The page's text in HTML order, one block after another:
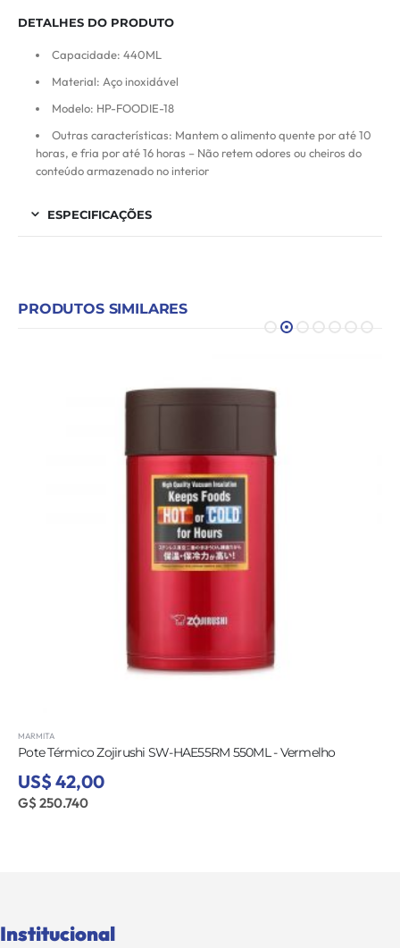
DETALHES DO PRODUTO
Capacidade: 440ML
Material: Aço inoxidável
Modelo: HP-FOODIE-18
Outras características: Mantem o alimento quente por até 10
horas, e fria por até 16 horas – Não retem odores ou cheiros do
conteúdo armazenado no interior
ESPECIFICAÇÕES
PRODUTOS SIMILARES
MARMITA
Pote Térmico Zojirushi SW-HAE55RM 550ML - Vermelho
US$ 42,00
G$ 250.740
Institucional